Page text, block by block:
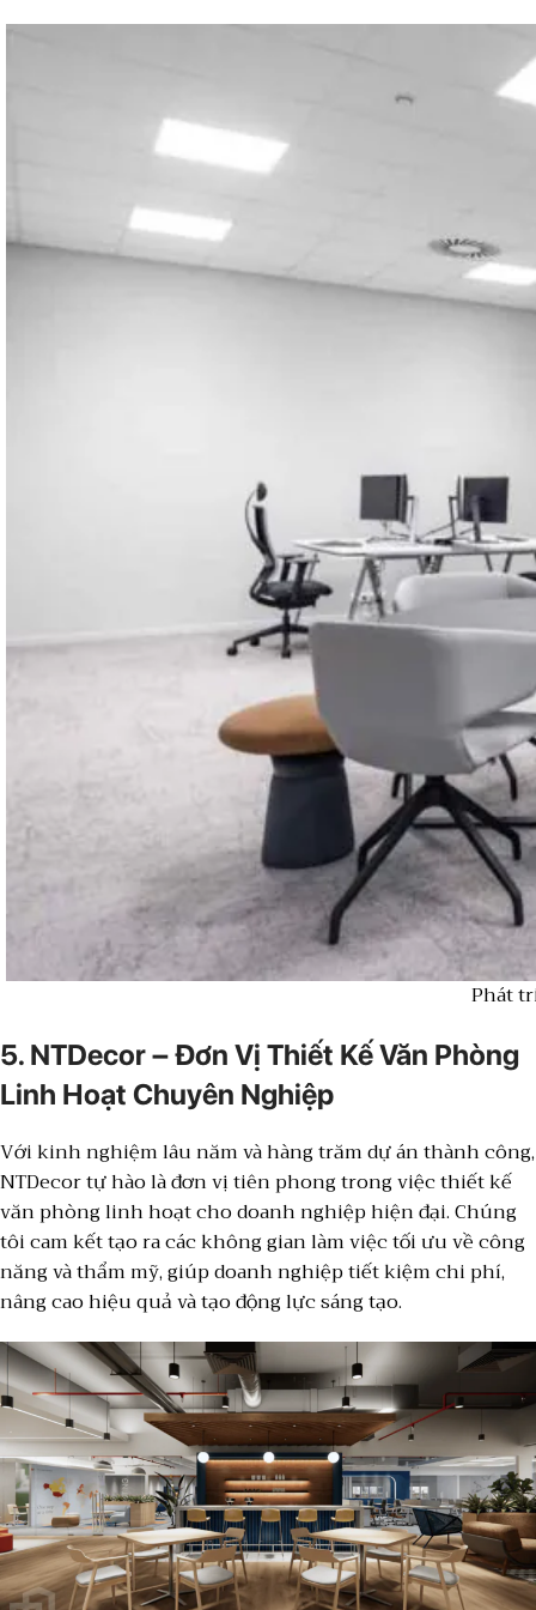
Phát
5. NTDecor – Đơn Vị Thiết Kế Văn Phòng
Linh Hoạt Chuyên Nghiệp
Với kinh nghiệm lâu năm và hàng trăm dự án thành công,
NTDecor tự hào là đơn vị tiên phong trong việc thiết kế
văn phòng linh hoạt cho doanh nghiệp hiện đại. Chúng
tôi cam kết tạo ra các không gian làm việc tối ưu về công
năng và thẩm mỹ, giúp doanh nghiệp tiết kiệm chi phí,
nâng cao hiệu quả và tạo động lực sáng tạo.